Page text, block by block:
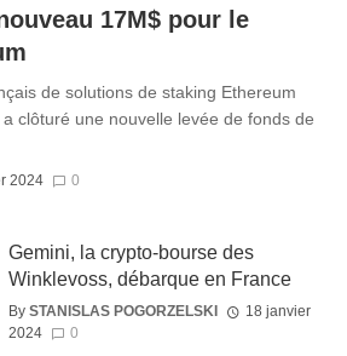
17M$ pour le
de solutions de staking Ethereum
clôturé une nouvelle levée de fonds de
2024 0
Gemini, la crypto-bourse des
Winklevoss, débarque en France
By STANISLAS POGORZELSKI
18 janvier
2024
0